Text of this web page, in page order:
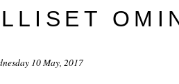
10 May, 2017